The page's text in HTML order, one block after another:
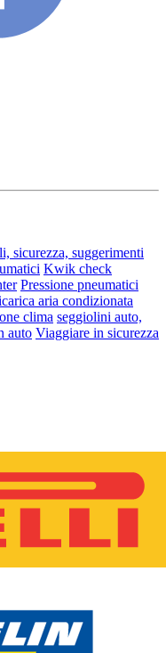
sicurezza, suggerimenti
Kwik check
Pressione pneumatici
aria condizionata
clima seggiolini auto,
auto Viaggiare in sicurezza